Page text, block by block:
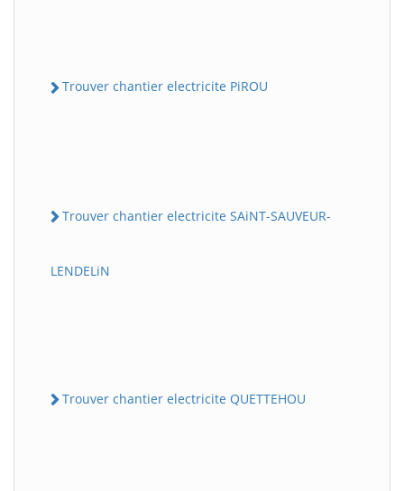
Trouver chantier electricite PiROU
Trouver chantier electricite SAiNT-SAUVEUR-
LENDELiN
Trouver chantier electricite QUETTEHOU